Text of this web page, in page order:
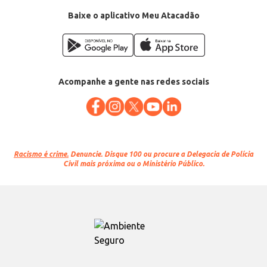
Baixe o aplicativo Meu Atacadão
Acompanhe a gente nas redes sociais
Racismo é crime. Denuncie. Disque 100 ou procure a Delegacia de Polícia
Civil mais próxima ou o Ministério Público.